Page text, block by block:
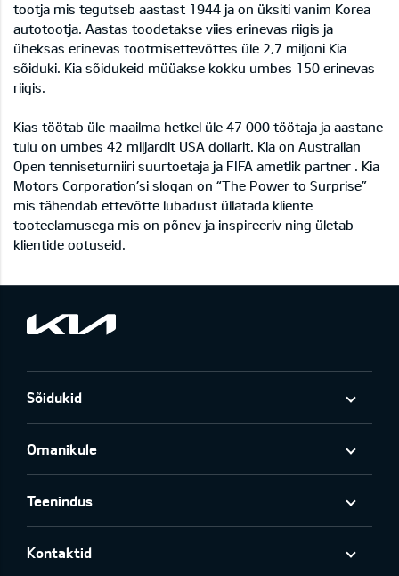
tootja mis tegutseb aastast 1944 ja on üksiti vanim Korea
autotootja. Aastas toodetakse viies erinevas riigis ja
üheksas erinevas tootmisettevõttes üle 2,7 miljoni Kia
sõiduki. Kia sõidukeid müüakse kokku umbes 150 erinevas
riigis.
Kias töötab üle maailma hetkel üle 47 000 töötaja ja aastane
tulu on umbes 42 miljardit USA dollarit. Kia on Australian
Open tenniseturniiri suurtoetaja ja FIFA ametlik partner . Kia
Motors Corporation’si slogan on “The Power to Surprise”
mis tähendab ettevõtte lubadust üllatada kliente
tooteelamusega mis on põnev ja inspireeriv ning ületab
klientide ootuseid.
Sõidukid
Omanikule
Teenindus
Kontaktid